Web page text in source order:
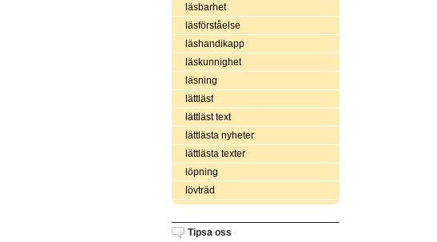
läsbarhet
läsförståelse
läshandikapp
läskunnighet
läsning
lättläst
lättläst text
lättlästa nyheter
lättlästa texter
löpning
lövträd
Tipsa oss